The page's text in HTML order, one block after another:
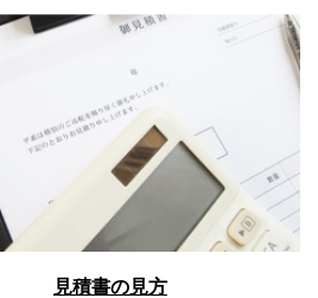
見積書の見方